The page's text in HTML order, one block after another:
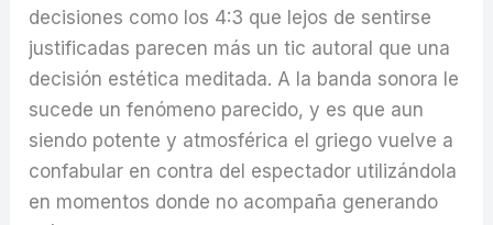
decisiones como los 4:3 que lejos de sentirse
justificadas parecen más un tic autoral que una
decisión estética meditada. A la banda sonora le
sucede un fenómeno parecido, y es que aun
siendo potente y atmosférica el griego vuelve a
confabular en contra del espectador utilizándola
en momentos donde no acompaña generando